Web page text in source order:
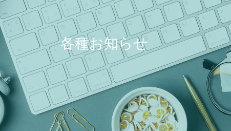
レンタルコート
258：最高の居酒屋さんス
タンドツマミグイ
257：「ゾーン」を知らず
に攻撃していませんか？
各種お知らせ